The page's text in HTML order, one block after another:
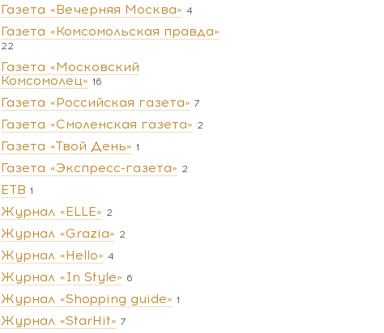
Газета «Вечерняя Москва» 4
Газета «Комсомольская правда»
22
Газета «Московский
Комсомолец» 16
Газета «Российская газета» 7
Газета «Смоленская газета» 2
Газета «Твой День» 1
Газета «Экспресс-газета» 2
ЕТВ 1
Журнал «ELLE» 2
Журнал «Grazia» 2
Журнал «Hello» 4
Журнал «In Style» 6
Журнал «Shopping guide» 1
Журнал «StarHit» 7